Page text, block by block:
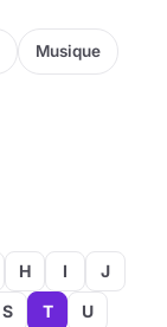
Musique
H I
J
S T
U